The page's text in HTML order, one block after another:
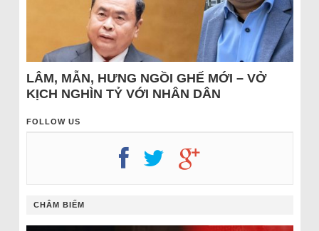
LÂM, MẪN, HƯNG NGỒI GHẾ MỚI – VỞ
KỊCH NGHÌN TỶ VỚI NHÂN DÂN
FOLLOW US
CHÂM BIẾM